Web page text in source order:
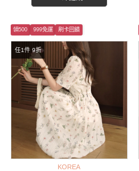
任1件 9折
領500 999免運 刷卡回饋
KOREA